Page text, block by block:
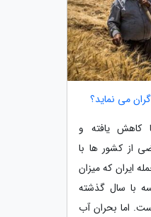
می نماید؟
کاهش یافته و
از کشور ها با
ایران که میزان
با سال گذشته
اما بحران آب